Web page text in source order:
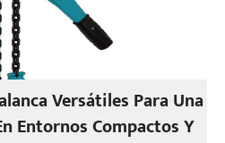
Versátiles Para Una
Entornos Compactos Y